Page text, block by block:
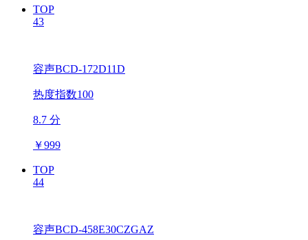
TOP
43
容声BCD-172D11D
热度指数100
8.7 分
￥999
TOP
44
容声BCD-458E30CZGAZ